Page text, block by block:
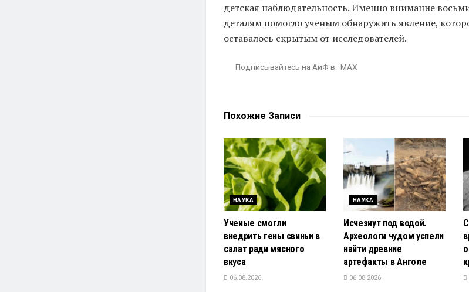
детская наблюдательность. Именно внимание
деталям помогло ученым обнаружить явление,
оставалось скрытым от исследователей.
Подписывайтесь на АиФ в MAX
Похожие Записи
НАУКА
Ученые смогли
внедрить гены свиньи в
салат ради мясного
вкуса
06.08.2026
НАУКА
Исчезнут под водой.
Археологи чудом успели
найти древние
артефакты в Анголе
06.08.2026